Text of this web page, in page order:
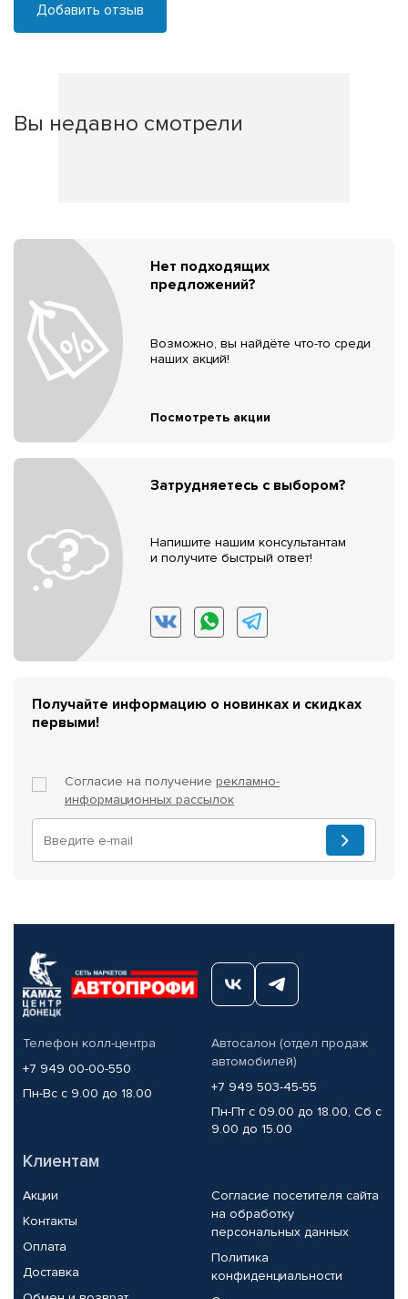
Добавить отзыв
Вы недавно смотрели
Нет подходящих
предложений?
Возможно, вы найдёте что-то среди
наших акций!
Посмотреть акции
Затрудняетесь с выбором?
Напишите нашим консультантам
и получите быстрый ответ!
Получайте информацию о новинках и скидках
первыми!
Согласие на получение рекламно-
информационных рассылок
Телефон колл-центра
+7 949 00-00-550
Пн-Вс с 9.00 до 18.00
Автосалон (отдел продаж
автомобилей)
+7 949 503-45-55
Пн-Пт с 09.00 до 18.00, Сб с
9.00 до 15.00
Клиентам
Акции
Контакты
Оплата
Доставка
Согласие посетителя сайта
на обработку
персональных данных
Политика
конфиденциальности